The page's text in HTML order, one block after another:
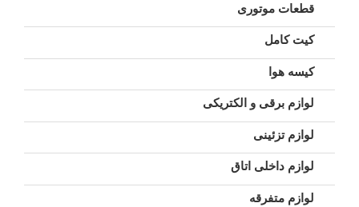
قطعات موتوری
کیت کامل
کیسه هوا
لوازم برقی و الکتریکی
لوازم تزئینی
لوازم داخلی اتاق
لوازم متفرقه